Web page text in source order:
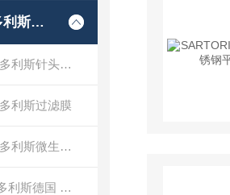
SARTORIUS赛多利斯德国
SARTORIUS 赛多利斯针头式滤器
利斯过滤膜
SARTORIUS 赛多利斯微生物检测
SARTORIUS赛多利斯德国 电子天平